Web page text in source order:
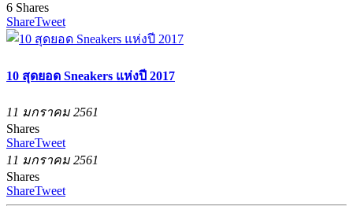
6 Shares
ShareTweet
10 สุดยอด Sneakers แห่งปี 2017
11 มกราคม 2561
Shares
ShareTweet
11 มกราคม 2561
Shares
ShareTweet